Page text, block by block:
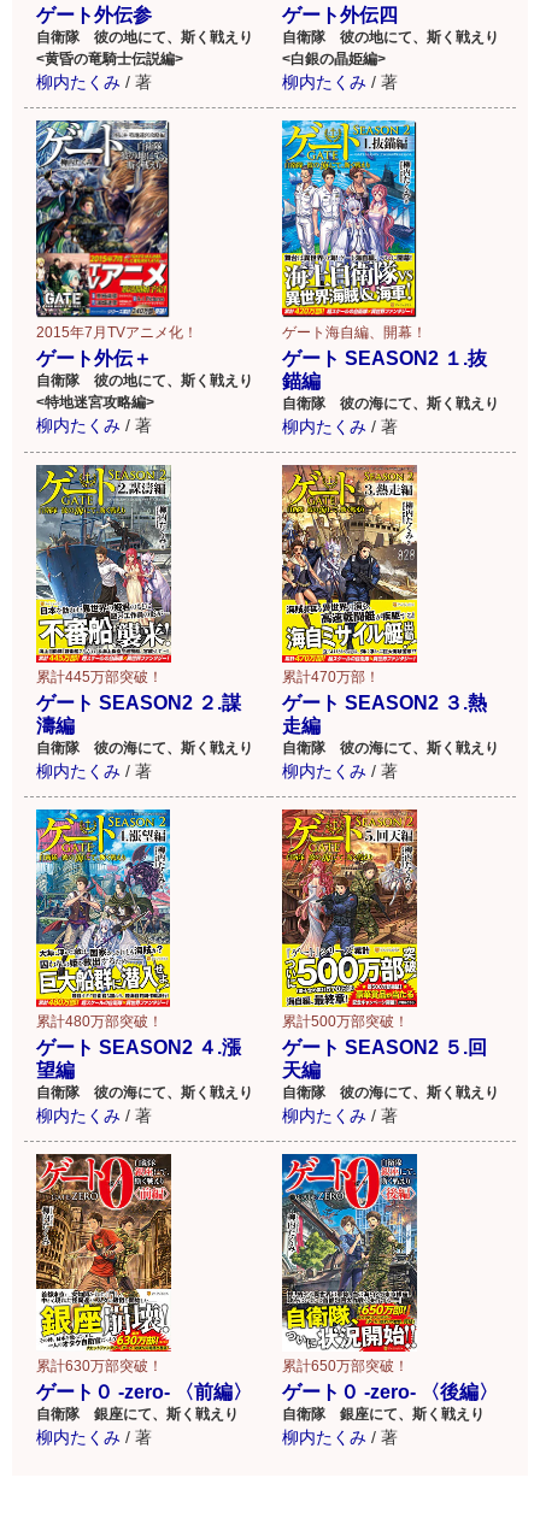
ゲート外伝参
自衛隊 彼の地にて、斯く戦えり
<黄昏の竜騎士伝説編>
柳内たくみ / 著
ゲート外伝四
自衛隊 彼の地にて、斯く戦えり
<白銀の晶姫編>
柳内たくみ / 著
2015年7月TVアニメ化！
ゲート外伝＋
自衛隊 彼の地にて、斯く戦えり
<特地迷宮攻略編>
柳内たくみ / 著
ゲート海自編、開幕！
ゲート SEASON2 １.抜
錨編
自衛隊 彼の海にて、斯く戦えり
柳内たくみ / 著
累計445万部突破！
ゲート SEASON2 ２.謀
濤編
自衛隊 彼の海にて、斯く戦えり
柳内たくみ / 著
累計470万部！
ゲート SEASON2 ３.熱
走編
自衛隊 彼の海にて、斯く戦えり
柳内たくみ / 著
累計480万部突破！
ゲート SEASON2 ４.漲
望編
自衛隊 彼の海にて、斯く戦えり
柳内たくみ / 著
累計500万部突破！
ゲート SEASON2 ５.回
天編
自衛隊 彼の海にて、斯く戦えり
柳内たくみ / 著
累計630万部突破！
ゲート０ -zero- 〈前編〉
自衛隊 銀座にて、斯く戦えり
柳内たくみ / 著
累計650万部突破！
ゲート０ -zero- 〈後編〉
自衛隊 銀座にて、斯く戦えり
柳内たくみ / 著